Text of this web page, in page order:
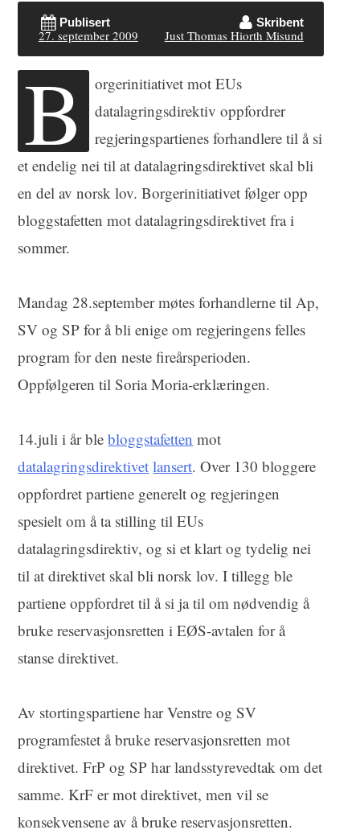
Publisert
27. september 2009
Skribent
Just Thomas Hiorth Misund
B orgerinitiativet mot EUs
datalagringsdirektiv oppfordrer
regjeringspartienes forhandlere til å si
et endelig nei til at datalagringsdirektivet skal bli
en del av norsk lov. Borgerinitiativet følger opp
bloggstafetten mot datalagringsdirektivet fra i
sommer.
Mandag 28.september møtes forhandlerne til Ap,
SV og SP for å bli enige om regjeringens felles
program for den neste fireårsperioden.
Oppfølgeren til Soria Moria-erklæringen.
14.juli i år blebloggstafetten mot
datalagringsdirektivet lansert. Over 130 bloggere
oppfordret partiene generelt og regjeringen
spesielt om å ta stilling til EUs
datalagringsdirektiv, og si et klart og tydelig nei
til at direktivet skal bli norsk lov. I tillegg ble
partiene oppfordret til å si ja til om nødvendig å
bruke reservasjonsretten i EØS-avtalen for å
stanse direktivet.
Av stortingspartiene har Venstre og SV
programfestet å bruke reservasjonsretten mot
direktivet. FrP og SP har landsstyrevedtak om det
samme. KrF er mot direktivet, men vil se
konsekvensene av å bruke reservasjonsretten.